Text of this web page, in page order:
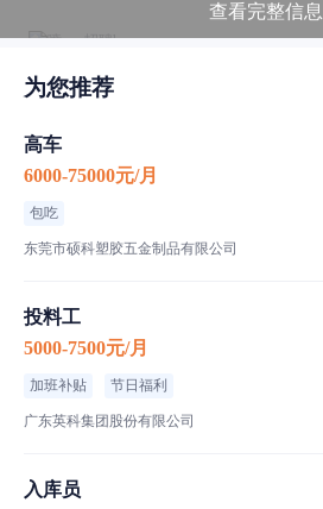
· 招聘hr
职位介绍
车间环境
有喷油工作经验1年
查看完整信息
为您推荐
高车
6000-75000元/月
包吃
东莞市硕科塑胶五金制品有限公司
投料工
5000-7500元/月
加班补贴 节日福利
广东英科集团股份有限公司
入库员